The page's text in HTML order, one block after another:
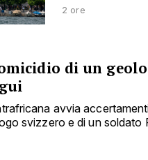
2 ore
di un
avvia
svizzero e di un soldato